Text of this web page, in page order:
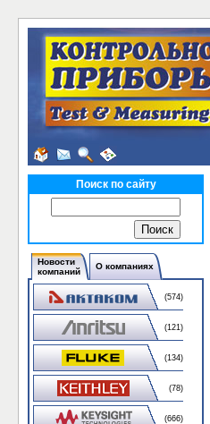
Поиск по сайту
Новости
компаний
О компаниях
(574)
(121)
(134)
(78)
(666)